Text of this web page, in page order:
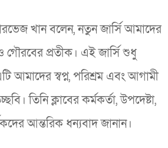
খান বলেন, নতুন জার্সি আমাদের
প্রতীক। এই জার্সি শুধু
আমাদের স্বপ্ন, পরিশ্রম এবং আগামী
তিনি ক্লাবের কর্মকর্তা, উপদেষ্টা,
আন্তরিক ধন্যবাদ জানান।